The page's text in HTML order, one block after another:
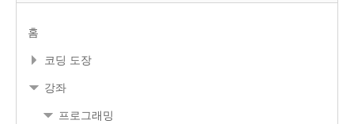
홈
코딩 도장
강좌
프로그래밍